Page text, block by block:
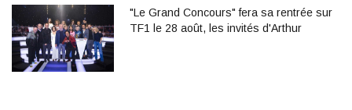
"Le Grand Concours" fera sa rentrée sur
TF1 le 28 août, les invités d'Arthur